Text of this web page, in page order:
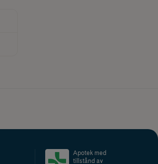
Apotek med
tillstånd av